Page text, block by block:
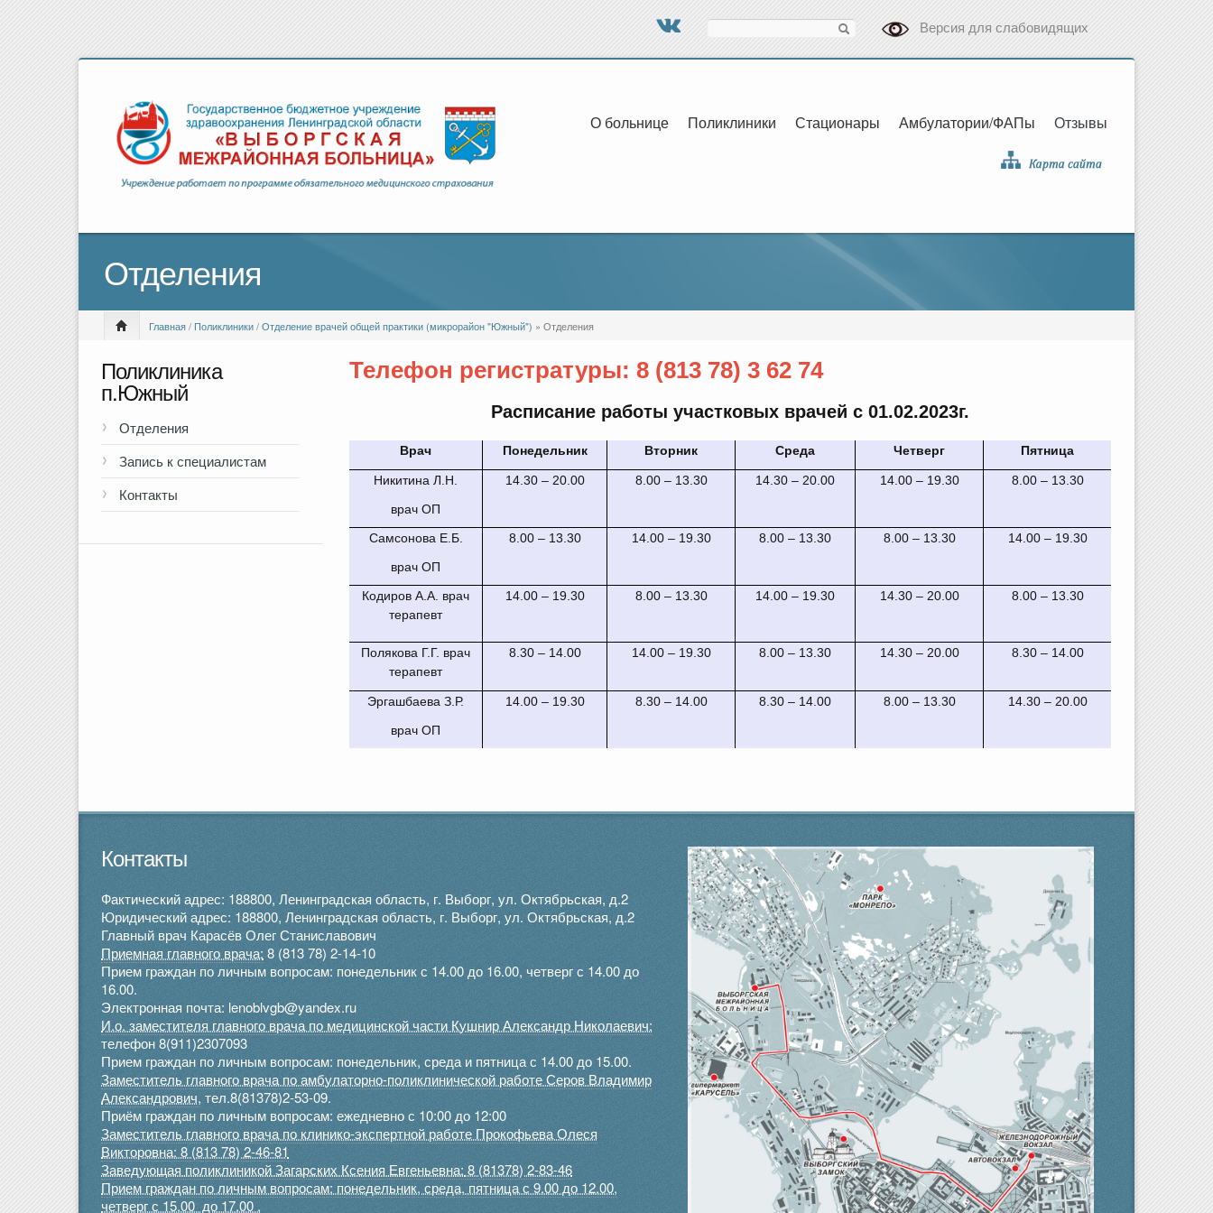
Версия для слабовидящих
О больнице Поликлиники Стационары Амбулатории/ФАПы Отзывы
Отделения
Главная/ Поликлиники/Отделение врачей общей практики (микрорайон "Южный") » Отделения
Поликлиника
п.Южный
Отделения
Запись к специалистам
Контакты
Телефон регистратуры: 8 (813 78) 3 62 74
Расписание работы участковых врачей с 01.02.2023г.
Врач Понедельник Вторник Среда Четверг Пятница
Никитина Л.Н.
врач ОП
14.30 – 20.00 8.00 – 13.30 14.30 – 20.00 14.00 – 19.30 8.00 – 13.30
Самсонова Е.Б.
врач ОП
8.00 – 13.30 14.00 – 19.30 8.00 – 13.30 8.00 – 13.30 14.00 – 19.30
Кодиров А.А. врач
терапевт
14.00 – 19.30 8.00 – 13.30 14.00 – 19.30 14.30 – 20.00 8.00 – 13.30
Полякова Г.Г. врач
терапевт
8.30 – 14.00 14.00 – 19.30 8.00 – 13.30 14.30 – 20.00 8.30 – 14.00
Эргашбаева З.Р.
врач ОП
14.00 – 19.30 8.30 – 14.00 8.30 – 14.00 8.00 – 13.30 14.30 – 20.00
Контакты
Фактический адрес: 188800, Ленинградская область, г. Выборг, ул. Октябрьская, д.2
Юридический адрес: 188800, Ленинградская область, г. Выборг, ул. Октябрьская, д.2
Главный врач Карасёв Олег Станиславович
Приемная главного врача: 8 (813 78) 2-14-10
Прием граждан по личным вопросам: понедельник с 14.00 до 16.00, четверг с 14.00 до
16.00.
Электронная почта: lenoblvgb@yandex.ru
И.о. заместителя главного врача по медицинской части Кушнир Александр Николаевич:
телефон 8(911)2307093
Прием граждан по личным вопросам: понедельник, среда и пятница с 14.00 до 15.00.
Заместитель главного врача по амбулаторно-поликлинической работе Серов Владимир
Александрович, тел.8(81378)2-53-09.
Приём граждан по личным вопросам: ежедневно с 10:00 до 12:00
Заместитель главного врача по клинико-экспертной работе Прокофьева Олеся
Викторовна: 8 (813 78) 2-46-81
Заведующая поликлиникой Загарских Ксения Евгеньевна: 8 (81378) 2-83-46
Прием граждан по личным вопросам: понедельник, среда, пятница с 9.00 до 12.00,
четверг с 15.00 до 17.00 .